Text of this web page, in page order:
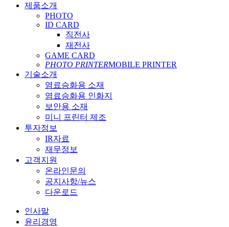
제품소개
PHOTO
ID CARD
직전사
재전사
GAME CARD
PHOTO PRINTERMOBILE PRINTER
기술소개
염료승화용 소재
염료승화용 인화지
보안용 소재
미니 프린터 제조
투자정보
IR자료
재무정보
고객지원
온라인문의
공지사항/뉴스
다운로드
인사말
윤리경영